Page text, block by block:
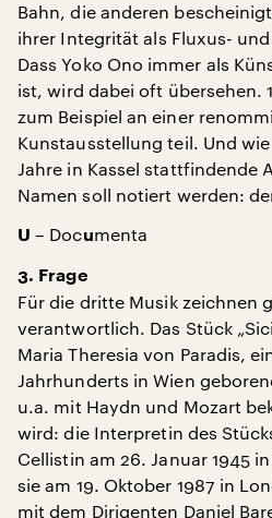
Bahn, die anderen
ihrer Integrität als Fluxus-
Dass Yoko Ono immer als
ist, wird dabei oft übersehen.
zum Beispiel an einer
Kunstausstellung teil. Und
Jahre in Kassel stattfindende
Namen soll notiert werden:
U – Documenta
3. Frage
Für die dritte Musik zeichnen
verantwortlich. Das Stück
Maria Theresia von Paradis,
Jahrhunderts in Wien
u.a. mit Haydn und Mozart
wird: die Interpretin des
Cellistin am 26. Januar 1945
sie am 19. Oktober 1987 in
mit dem Dirigenten Daniel